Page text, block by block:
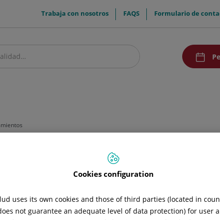
menuTop
Trabaja con nosotros FAQS Formulario de
Cookies configuration
uses its own cookies and those of third parties (located in
not guarantee an adequate level of data protection) for user